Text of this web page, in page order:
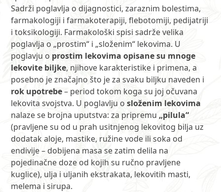
Sadrži poglavlja o dijagnostici, zaraznim bolestima,
farmakologiji i farmakoterapiji, flebotomiji, pedijatriji
i toksikologiji. Farmakološki spisi sadrže velika
poglavlja o „prostim“ i „složenim“ lekovima. U
poglavju o prostim lekovima opisane su mnoge
lekovite biljke, njihove karakteristike i primena, a
posebno je značajno što je za svaku biljku naveden i
rok upotrebe– period tokom koga su joj očuvana
lekovita svojstva. U poglavlju osloženim lekovima
nalaze se brojna uputstva: za pripremu „pilula“
(pravljene su od u prah usitnjenog lekovitog bilja uz
dodatak aloje, mastike, ružine vode ili soka od
endivije – dobijena masa se zatim delila na
pojedinačne doze od kojih su ručno pravljene
kuglice), ulja i uljanih ekstrakata, lekovitih masti,
melema i sirupa.